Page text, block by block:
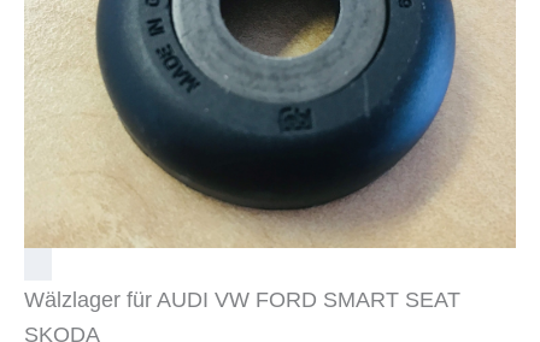
Wälzlager für AUDI VW FORD SMART SEAT
SKODA